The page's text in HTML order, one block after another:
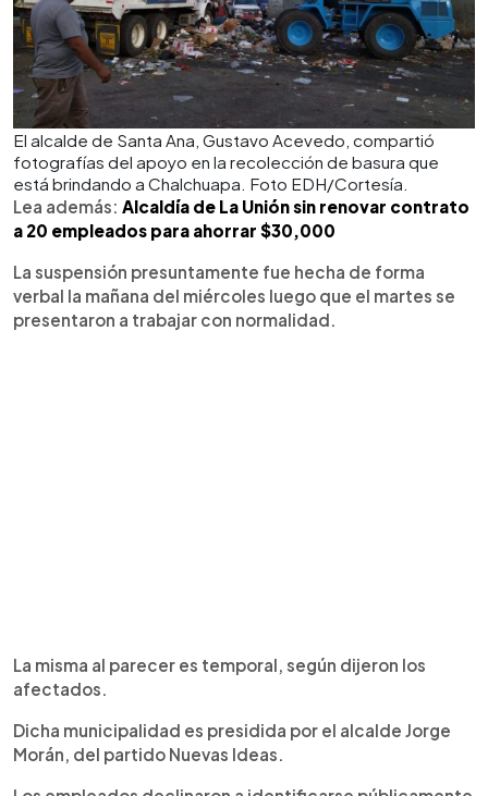
El alcalde de Santa Ana, Gustavo Acevedo, compartió
fotografías del apoyo en la recolección de basura que
está brindando a Chalchuapa. Foto EDH/Cortesía.
Lea además: Alcaldía de La Unión sin renovar contrato
a 20 empleados para ahorrar $30,000
La suspensión presuntamente fue hecha de forma
verbal la mañana del miércoles luego que el martes se
presentaron a trabajar con normalidad.
La misma al parecer es temporal, según dijeron los
afectados.
Dicha municipalidad es presidida por el alcalde Jorge
Morán, del partido Nuevas Ideas.